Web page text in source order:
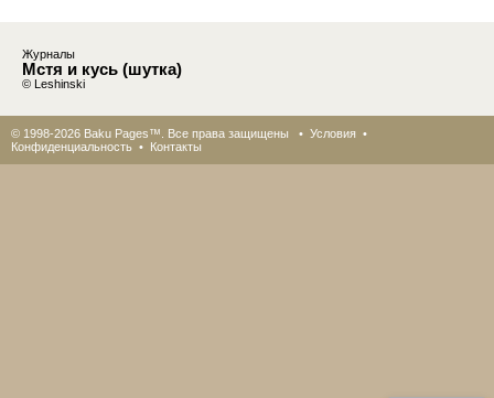
Журналы
Мстя и кусь (шутка)
© Leshinski
© 1998-2026 Baku Pages™. Все права защищены • Условия •
Конфиденциальность • Контакты